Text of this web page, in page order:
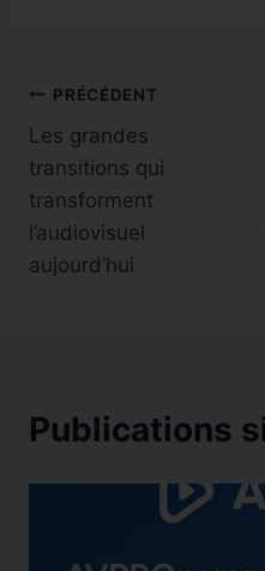
Navigation
de
l’article
PRÉCÉDENT
Les grandes
transitions qui
transforment
l’audiovisuel
aujourd’hui
Publications